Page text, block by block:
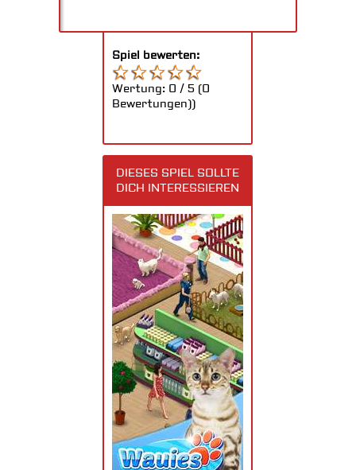
Spiel bewerten:
Wertung: 0 / 5 (0
Bewertungen))
DIESES SPIEL SOLLTE
DICH INTERESSIEREN